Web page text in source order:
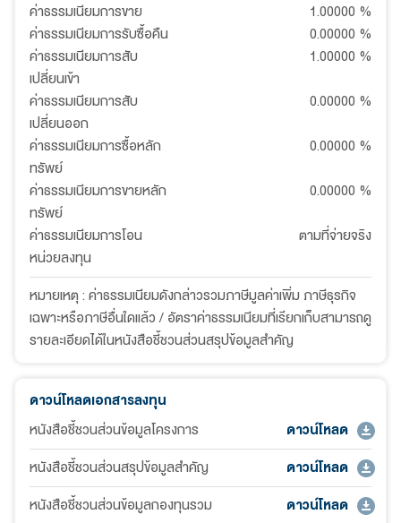
ค่าธรรมเนียมการขาย
1.00000 %
ค่าธรรมเนียมการรับซื้อคืน
0.00000 %
ค่าธรรมเนียมการสับ
เปลี่ยนเข้า
1.00000 %
ค่าธรรมเนียมการสับ
เปลี่ยนออก
0.00000 %
ค่าธรรมเนียมการซื้อหลัก
ทรัพย์
0.00000 %
ค่าธรรมเนียมการขายหลัก
ทรัพย์
0.00000 %
ค่าธรรมเนียมการโอน
หน่วยลงทุน
ตามที่จ่ายจริง
หมายเหตุ : ค่าธรรมเนียมดังกล่าวรวมภาษีมูลค่าเพิ่ม ภาษีธุรกิจ
เฉพาะหรือภาษีอื่นใดแล้ว / อัตราค่าธรรมเนียมที่เรียกเก็บสามารถดู
รายละเอียดได้ในหนังสือชี้ชวนส่วนสรุปข้อมูลสำคัญ
ดาวน์โหลดเอกสารลงทุน
หนังสือชี้ชวนส่วนข้อมูลโครงการ
ดาวน์โหลด
หนังสือชี้ชวนส่วนสรุปข้อมูลสำคัญ
ดาวน์โหลด
หนังสือชี้ชวนส่วนข้อมูลกองทุนรวม
ดาวน์โหลด